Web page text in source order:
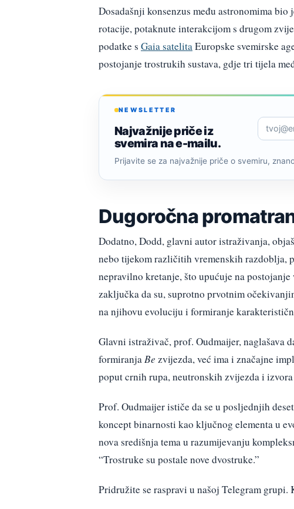
Dosadašnji konsenzus među astronomima bio
rotacije, potaknute interakcijom s drugom
podatke s Gaia satelitaEuropske svemirske
postojanje trostrukih sustava, gdje tri tijela
NEWSLETTER
Najvažnije priče iz
svemira na e-mailu.
Prijavite se za najvažnije priče o svemiru,
Dugoročna
Dodatno, Dodd, glavni autor istraživanja,
nebo tijekom različitih vremenskih razdoblja,
nepravilno kretanje, što upućuje na
zaključka da su, suprotno prvotnim
na njihovu evoluciju i formiranje
Glavni istraživač, prof. Oudmaijer, naglašava
formiranjaBe zvijezda, već ima i značajne
poput crnih rupa, neutronskih zvijezda i
Prof. Oudmaijer ističe da se u posljednjih
koncept binarnosti kao ključnog elementa u
nova središnja tema u razumijevanju
“Trostruke su postale nove dvostruke.”
Pridružite se raspravi u našoj Telegram grupi.